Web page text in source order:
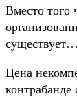
Вместо того
существует…
Цена